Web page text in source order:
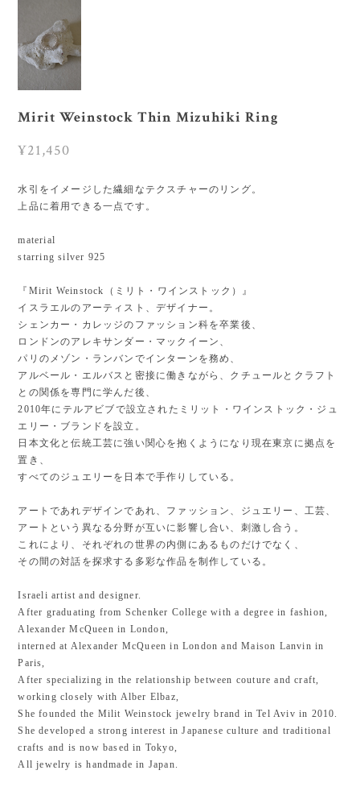
Mirit Weinstock Thin Mizuhiki Ring
¥21,450
水引をイメージした繊細なテクスチャーのリング。
上品に着用できる一点です。
material
starring silver 925
『Mirit Weinstock（ミリト・ワインストック）』
イスラエルのアーティスト、デザイナー。
シェンカー・カレッジのファッション科を卒業後、
ロンドンのアレキサンダー・マックイーン、
パリのメゾン・ランバンでインターンを務め、
アルベール・エルバスと密接に働きながら、クチュールとクラフト
との関係を専門に学んだ後、
2010年にテルアビブで設立されたミリット・ワインストック・ジュ
エリー・ブランドを設立。
日本文化と伝統工芸に強い関心を抱くようになり現在東京に拠点を
置き、
すべてのジュエリーを日本で手作りしている。
アートであれデザインであれ、ファッション、ジュエリー、工芸、
アートという異なる分野が互いに影響し合い、刺激し合う。
これにより、それぞれの世界の内側にあるものだけでなく、
その間の対話を探求する多彩な作品を制作している。
Israeli artist and designer.
After graduating from Schenker College with a degree in fashion,
Alexander McQueen in London,
interned at Alexander McQueen in London and Maison Lanvin in
Paris,
After specializing in the relationship between couture and craft,
working closely with Alber Elbaz,
She founded the Milit Weinstock jewelry brand in Tel Aviv in 2010.
She developed a strong interest in Japanese culture and traditional
crafts and is now based in Tokyo,
All jewelry is handmade in Japan.